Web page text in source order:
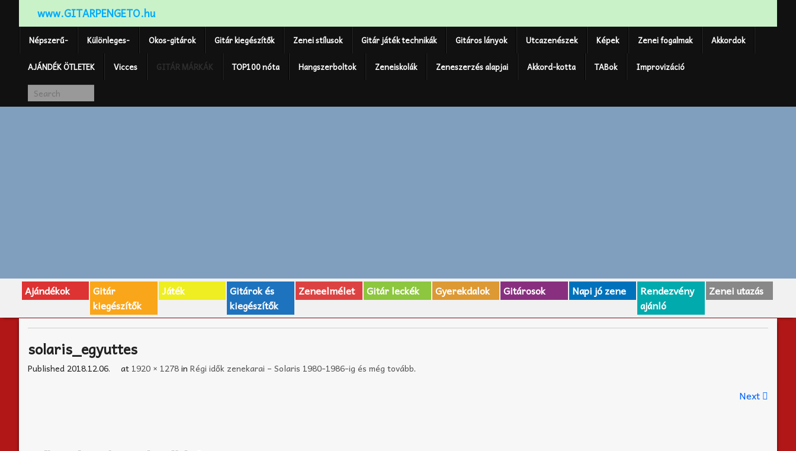
www.GITARPENGETO.hu
Népszerű- Különleges- Okos-gitárok Gitár kiegészítők Zenei stílusok Gitár játék technikák Gitáros lányok Utcazenészek Képek Zenei fogalmak Akkordok
AJÁNDÉK ÖTLETEK Vicces GITÁR MÁRKÁK TOP100 nóta Hangszerboltok Zeneiskolák Zeneszerzés alapjai Akkord-kotta TABok Improvizáció
Ajándékok
Gitár
kiegészítők
Játék
Gitárok és
kiegészítők
Zeneelmélet Gitár leckék Gyerekdalok Gitárosok Napi jó zene
Rendezvény
ajánló
Zenei utazás
solaris_egyuttes
Published 2018.12.06. at 1920 × 1278in Régi idők zenekarai – Solaris 1980-1986-ig és még tovább.
Next